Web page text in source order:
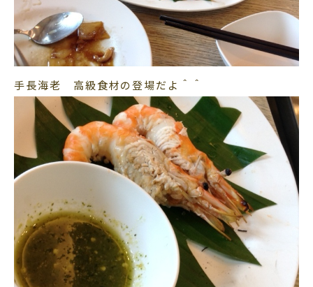
手長海老 高級食材の登場だよ＾＾